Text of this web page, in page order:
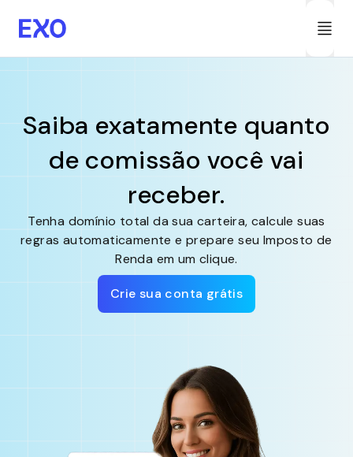
Saiba exatamente quanto
de comissão você vai
receber.
Tenha domínio total da sua carteira, calcule suas
regras automaticamente e prepare seu Imposto de
Renda em um clique.
Crie sua conta grátis